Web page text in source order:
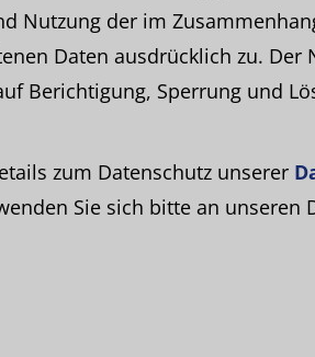
Nutzung der im
Daten ausdrücklich zu. Der
Berichtigung, Sperrung und
zum Datenschutz unserer
Sie sich bitte an unseren